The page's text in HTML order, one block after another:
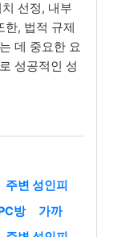
선정, 내부
한, 법적 규제
데 중요한 요
성공적인 성
주변 성인피
방
가까